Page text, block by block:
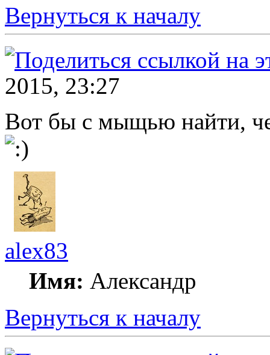
Вернуться к началу
2015, 23:27
Вот бы с мыщью найти,
alex83
Имя: Александр
Вернуться к началу